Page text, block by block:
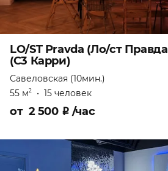
LO/ST Pravda (Ло/ст
(С3 Карри)
Савеловская (10мин.)
55 м2 • 15 человек
от 2 500 ₽ /час